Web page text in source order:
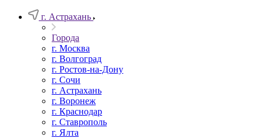
г. Астрахань
Города
г. Москва
г. Волгоград
г. Ростов-на-Дону
г. Сочи
г. Астрахань
г. Воронеж
г. Краснодар
г. Ставрополь
г. Ялта